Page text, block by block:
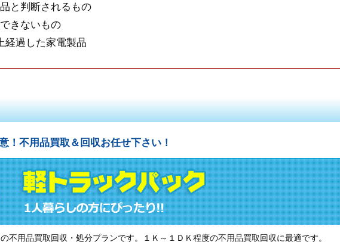
と判断されるもの
きないもの
経過した家電製品
！不用品買取＆回収お任せ下さい！
不用品買取回収・処分プランです。１Ｋ～１ＤＫ程度の不用品買取回収に最適です。